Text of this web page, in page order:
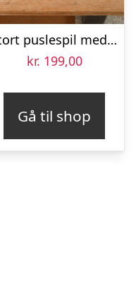
Stort puslespil med eget billede – 500 brikker
kr. 199,00
Gå til shop